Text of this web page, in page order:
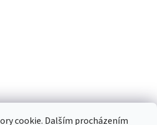
cookie. Dalším procházením